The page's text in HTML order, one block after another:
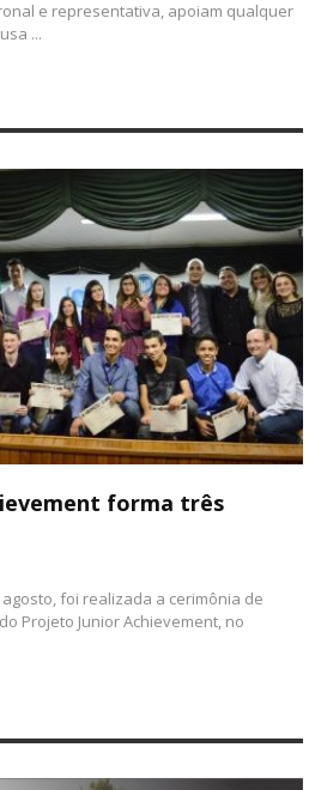
e representativa, apoiam qualquer
...
forma três
foi realizada a cerimônia de
Projeto Junior Achievement, no